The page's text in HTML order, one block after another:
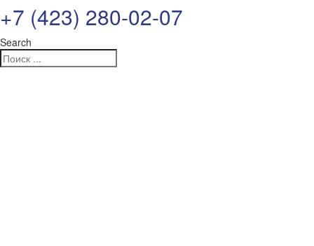
+7 (423) 280-02-07
Search